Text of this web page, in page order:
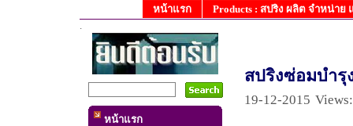
หน้าแรก
Products : สปริง ผลิต จำหน่า
.
หน้าแรก
สปริงซ่อมบำรุ
19-12-2015